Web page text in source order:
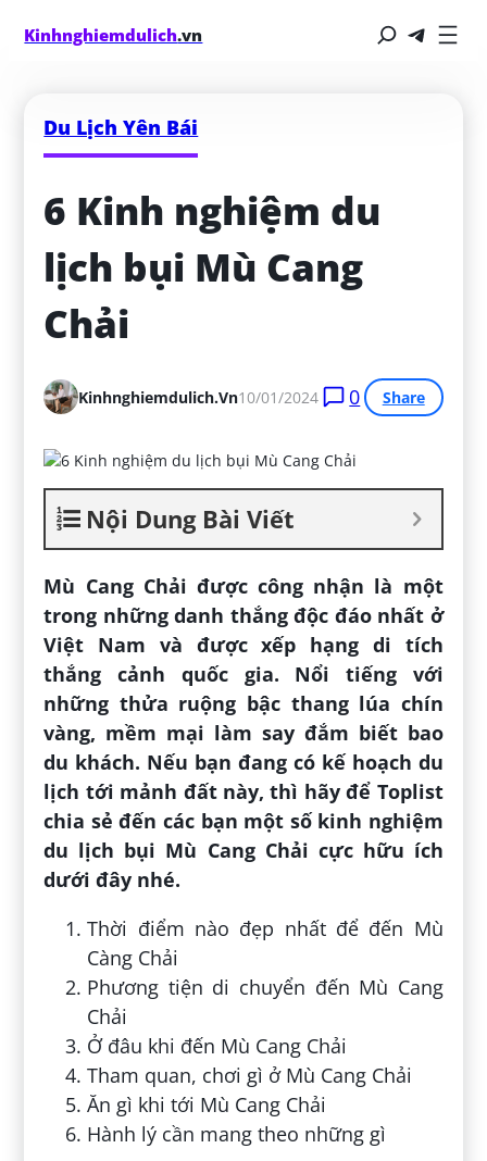
Kinhnghiemdulich.vn
Du Lịch Yên Bái
6 Kinh nghiệm du
lịch bụi Mù Cang
Chải
Kinhnghiemdulich.vn10/01/2024 0 Share
Nội Dung Bài Viết
Mù Cang Chải được công nhận là một
trong những danh thắng độc đáo nhất ở
Việt Nam và được xếp hạng di tích
thắng cảnh quốc gia. Nổi tiếng với
những thửa ruộng bậc thang lúa chín
vàng, mềm mại làm say đắm biết bao
du khách. Nếu bạn đang có kế hoạch du
lịch tới mảnh đất này, thì hãy để Toplist
chia sẻ đến các bạn một số kinh nghiệm
du lịch bụi Mù Cang Chải cực hữu ích
dưới đây nhé.
Thời điểm nào đẹp nhất để đến Mù
Càng Chải
Phương tiện di chuyển đến Mù Cang
Chải
Ở đâu khi đến Mù Cang Chải
Tham quan, chơi gì ở Mù Cang Chải
Ăn gì khi tới Mù Cang Chải
Hành lý cần mang theo những gì